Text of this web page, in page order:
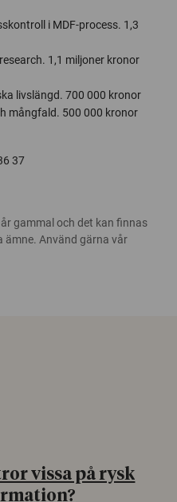
i MDF-process. 1,3
1,1 miljoner kronor
livslängd. 700 000 kronor
mångfald. 500 000 kronor
37
gammal och det kan finnas
ämne. Använd gärna vår
vissa på rysk